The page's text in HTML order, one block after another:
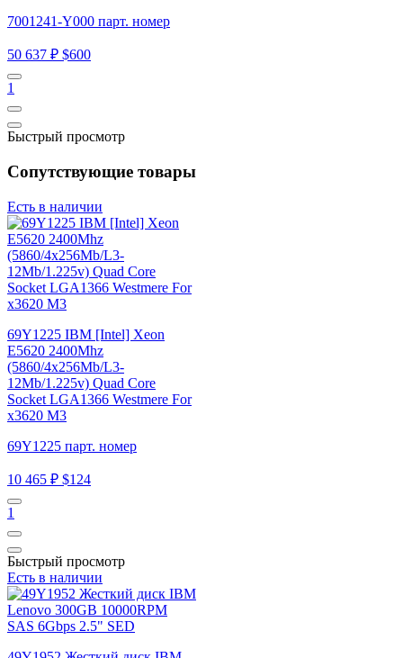
7001241-Y000 парт. номер
50 637 ₽ $600
1
Быстрый просмотр
Сопутствующие товары
Есть в наличии
69Y1225 IBM [Intel] Xeon
E5620 2400Mhz
(5860/4x256Mb/L3-
12Mb/1.225v) Quad Core
Socket LGA1366 Westmere For
x3620 M3
69Y1225 парт. номер
10 465 ₽ $124
1
Быстрый просмотр
Есть в наличии